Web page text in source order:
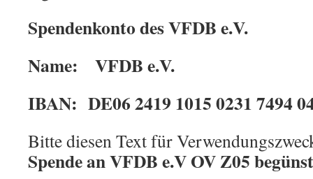
Spendenkonto des VFDB e.V.
Name: VFDB e.V.
IBAN: DE06 2419 1015 0231 7494
Bitte diesen Text für
Spende an VFDB e.V OV Z05